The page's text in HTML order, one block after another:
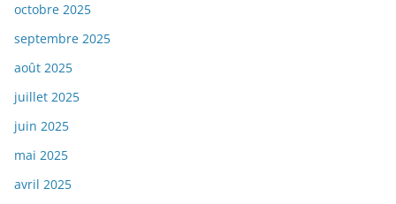
octobre 2025
septembre 2025
août 2025
juillet 2025
juin 2025
mai 2025
avril 2025